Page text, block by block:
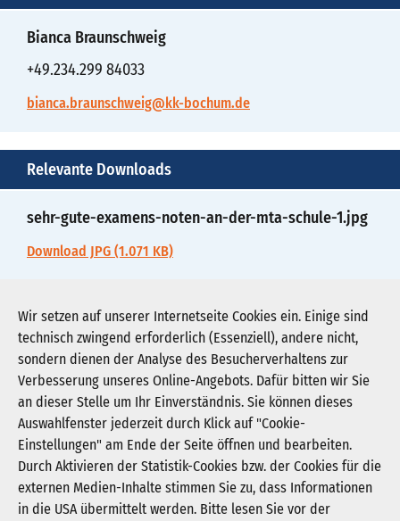
Wir setzen auf unserer Internetseite Cookies ein. Einige sind
technisch zwingend erforderlich (Essenziell), andere nicht,
sondern dienen der Analyse des Besucherverhaltens zur
Verbesserung unseres Online-Angebots. Dafür bitten wir Sie
an dieser Stelle um Ihr Einverständnis. Sie können dieses
Auswahlfenster jederzeit durch Klick auf "Cookie-
Einstellungen" am Ende der Seite öffnen und bearbeiten.
Durch Aktivieren der Statistik-Cookies bzw. der Cookies für die
externen Medien-Inhalte stimmen Sie zu, dass Informationen
in die USA übermittelt werden. Bitte lesen Sie vor der
Bianca Braunschweig
+49.234.299 84033
bianca.braunschweig@kk-bochum.de
Relevante Downloads
sehr-gute-examens-noten-an-der-mta-schule-1.jpg
Download JPG (1.071 KB)
sehr-gute-examens-noten-an-der-mta-schule-2.pdf
Download PDF (57 KB)
Newsletter abonnieren
Registrieren